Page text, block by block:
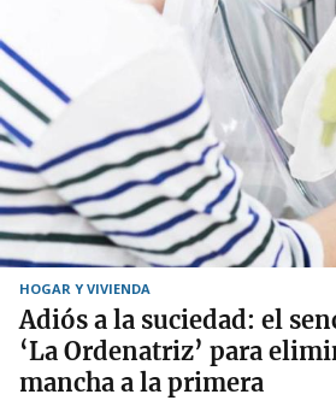
HOGAR Y VIVIENDA
Adiós a la suciedad: el
‘La Ordenatriz’ para
mancha a la primera